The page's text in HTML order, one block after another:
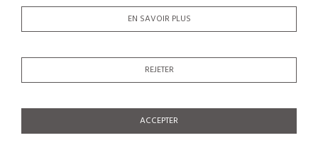
EN SAVOIR PLUS
REJETER
ACCEPTER
CRÉER UN COMPTE